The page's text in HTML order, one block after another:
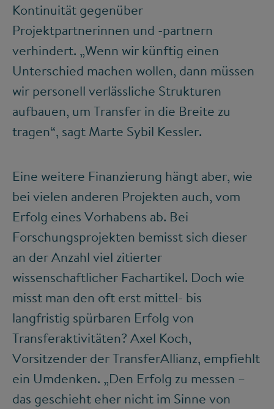
Kontinuität gegenüber
Projektpartnerinnen und -partnern
verhindert. „Wenn wir künftig einen
Unterschied machen wollen, dann müssen
wir personell verlässliche Strukturen
aufbauen, um Transfer in die Breite zu
tragen“, sagt Marte Sybil Kessler.
Eine weitere Finanzierung hängt aber, wie
bei vielen anderen Projekten auch, vom
Erfolg eines Vorhabens ab. Bei
Forschungsprojekten bemisst sich dieser
an der Anzahl viel zitierter
wissenschaftlicher Fachartikel. Doch wie
misst man den oft erst mittel- bis
langfristig spürbaren Erfolg von
Transferaktivitäten? Axel Koch,
Vorsitzender der TransferAllianz, empfiehlt
ein Umdenken. „Den Erfolg zu messen –
das geschieht eher nicht im Sinne von